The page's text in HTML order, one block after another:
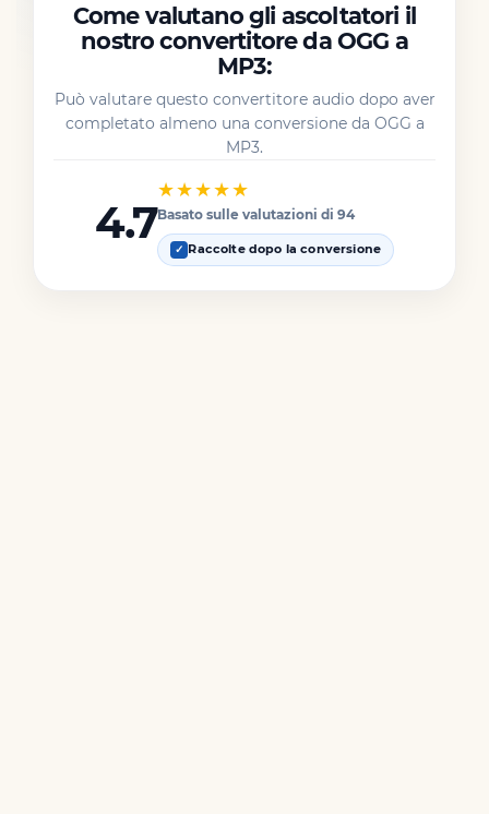
Come valutano gli ascoltatori il
nostro convertitore da OGG a
MP3:
Può valutare questo convertitore audio dopo aver
completato almeno una conversione da OGG a
MP3.
4.7
★★★★★
Basato sulle valutazioni di 94
✓ Raccolte dopo la conversione